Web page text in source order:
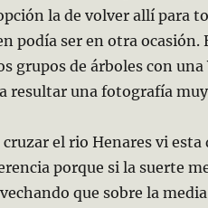
la de volver allí para
podía ser en otra ocasión.
grupos de árboles con una
resultar una fotografía
cruzar el rio Henares vi
porque si la suerte
que sobre la